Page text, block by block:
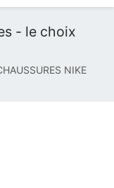
- le choix
NIKE